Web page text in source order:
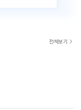
전체보기